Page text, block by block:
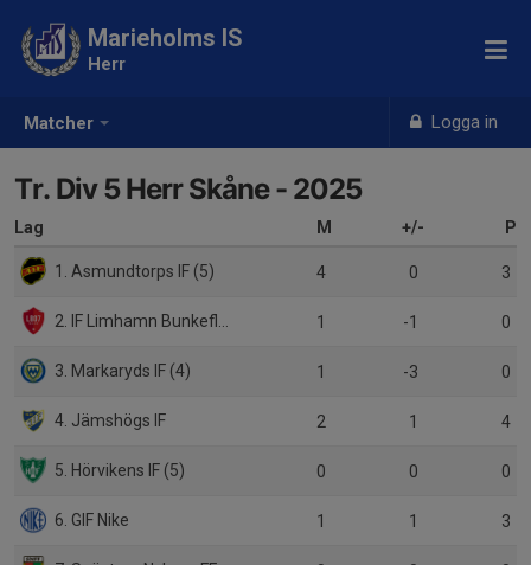
Matcher Logga in
Marieholms IS
Herr
Tr. Div 5 Herr Skåne - 2025
Lag M +/- P
1. Asmundtorps IF (5) 4 0 3
2. IF Limhamn Bunkeflo (3) 1 -1 0
3. Markaryds IF (4) 1 -3 0
4. Jämshögs IF 2 1 4
5. Hörvikens IF (5) 0 0 0
6. GIF Nike 1 1 3